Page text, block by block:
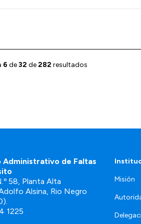
6 de32 de282 resultados
Administrativo de Faltas
58, Planta Alta
Alsina, Rio Negro
1225
Misión